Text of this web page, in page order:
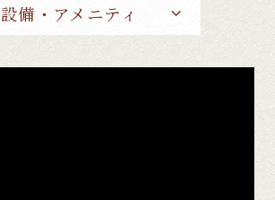
設備・アメニティ